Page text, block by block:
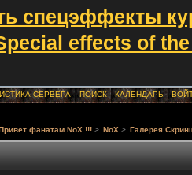
спецэффекты
effects of
СЕРВЕРА ПОИСК КАЛЕНДАРЬ
фанатам NoX !!! > NoX > Галерея